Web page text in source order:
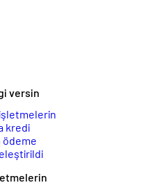
versin